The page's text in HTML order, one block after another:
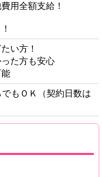
用全額支給！
い方！
た方も安心
もＯＫ（契約日数は